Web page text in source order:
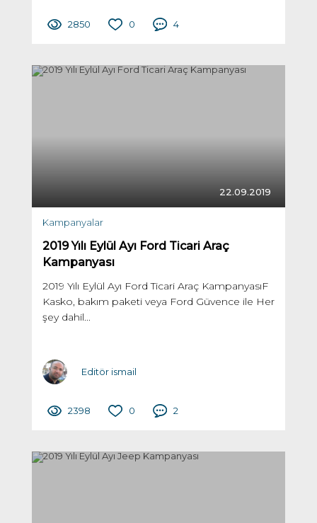
2850 0 4
22.09.2019
Kampanyalar
2019 Yılı Eylül Ayı Ford Ticari Araç
Kampanyası
2019 Yılı Eylül Ayı Ford Ticari Araç KampanyasıF
Kasko, bakım paketi veya Ford Güvence ile Her
şey dahil...
Editör ismail
2398 0 2